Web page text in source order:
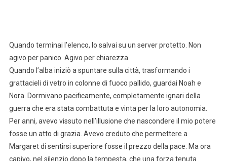
Quando terminai l’elenco, lo salvai su un server protetto. Non
agivo per panico. Agivo per chiarezza.
Quando l’alba iniziò a spuntare sulla città, trasformando i
grattacieli di vetro in colonne di fuoco pallido, guardai Noah e
Nora. Dormivano pacificamente, completamente ignari della
guerra che era stata combattuta e vinta per la loro autonomia.
Per anni, avevo vissuto nell’illusione che nascondere il mio potere
fosse un atto di grazia. Avevo creduto che permettere a
Margaret di sentirsi superiore fosse il prezzo della pace. Ma ora
capivo, nel silenzio dopo la tempesta, che una forza tenuta